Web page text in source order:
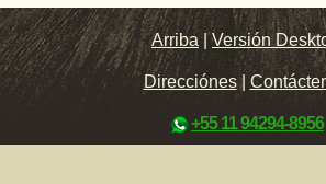
Arriba |Versión
Direcciónes|
+55 11 94294-8956